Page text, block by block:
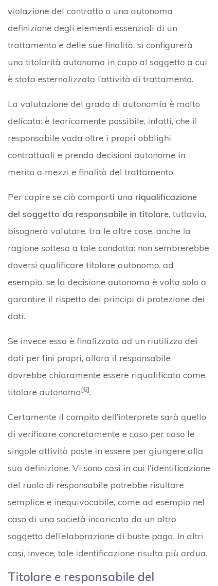
violazione del contratto o una autonoma
definizione degli elementi essenziali di un
trattamento e delle sue finalità, si configurerà
una titolarità autonoma in capo al soggetto a cui
è stata esternalizzata l’attività di trattamento.
La valutazione del grado di autonomia è molto
delicata: è teoricamente possibile, infatti, che il
responsabile vada oltre i propri obblighi
contrattuali e prenda decisioni autonome in
merito a mezzi e finalità del trattamento.
Per capire se ciò comporti una riqualificazione
del soggetto da responsabile in titolare, tuttavia,
bisognerà valutare, tra le altre cose, anche la
ragione sottesa a tale condotta: non sembrerebbe
doversi qualificare titolare autonomo, ad
esempio, se la decisione autonoma è volta solo a
garantire il rispetto dei principi di protezione dei
dati.
Se invece essa è finalizzata ad un riutilizzo dei
dati per fini propri, allora il responsabile
dovrebbe chiaramente essere riqualificato come
titolare autonomo[6].
Certamente il compito dell’interprete sarà quello
di verificare concretamente e caso per caso le
singole attività poste in essere per giungere alla
sua definizione. Vi sono casi in cui l’identificazione
del ruolo di responsabile potrebbe risultare
semplice e inequivocabile, come ad esempio nel
caso di una società incaricata da un altro
soggetto dell’elaborazione di buste paga. In altri
casi, invece, tale identificazione risulta più ardua.
Titolare e responsabile del